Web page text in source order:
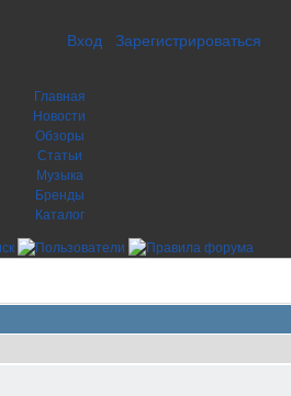
Вход Зарегистрироваться
Главная
Новости
Обзоры
Статьи
Музыка
Бренды
Каталог